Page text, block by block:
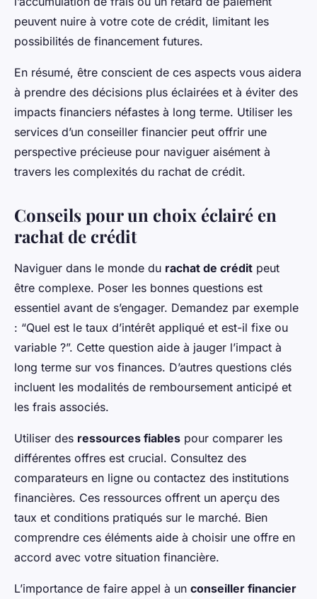
peuvent nuire à votre cote de crédit, limitant les
possibilités de financement futures.
En résumé, être conscient de ces aspects vous aidera
à prendre des décisions plus éclairées et à éviter des
impacts financiers néfastes à long terme. Utiliser les
services d’un conseiller financier peut offrir une
perspective précieuse pour naviguer aisément à
travers les complexités du rachat de crédit.
Conseils pour un choix éclairé en
rachat de crédit
Naviguer dans le monde du rachat de crédit peut
être complexe. Poser les bonnes questions est
essentiel avant de s’engager. Demandez par exemple
: “Quel est le taux d’intérêt appliqué et est-il fixe ou
variable ?”. Cette question aide à jauger l’impact à
long terme sur vos finances. D’autres questions clés
incluent les modalités de remboursement anticipé et
les frais associés.
Utiliser des ressources fiables pour comparer les
différentes offres est crucial. Consultez des
comparateurs en ligne ou contactez des institutions
financières. Ces ressources offrent un aperçu des
taux et conditions pratiqués sur le marché. Bien
comprendre ces éléments aide à choisir une offre en
accord avec votre situation financière.
L’importance de faire appel à un conseiller financier